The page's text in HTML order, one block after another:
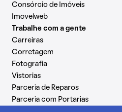
Consórcio de Imóveis
Imovelweb
Trabalhe com a gente
Carreiras
Corretagem
Fotografia
Vistorias
Parceria de Reparos
Parceria com Portarias